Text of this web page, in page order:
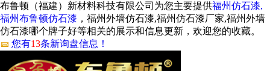
布鲁顿（福建）新材料科技有限公司为您主要提供福州仿石漆,
福州布鲁顿仿石漆 ，福州外墙仿石漆,福州仿石漆厂家,福州外墙
仿石漆哪个牌子好等相关的展示和信息更新，欢迎您的收藏。
您有13条新询盘信息！